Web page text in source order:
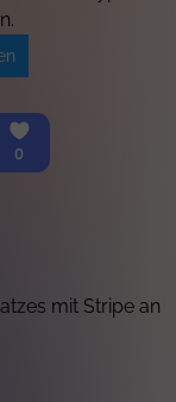
mit Stripe an